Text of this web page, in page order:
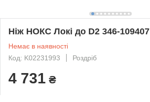
Ніж НОКС Локі до D2 346-109407
Немає в наявності
Код: K02231993
Роздріб
4 731 ₴